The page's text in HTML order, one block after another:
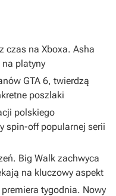
czas na Xboxa. Asha
platyny
GTA 6, twierdzą
poszlaki
polskiego
spin-off popularnej serii
Big Walk zachwyca
na kluczowy aspekt
tygodnia. Nowy